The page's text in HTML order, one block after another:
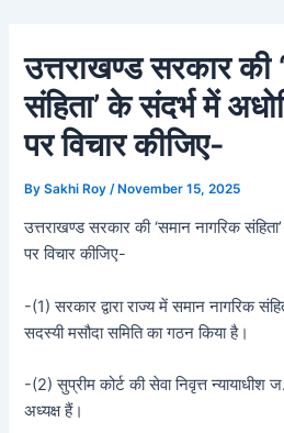
content
उत्तराखण्ड सरकार की
संहिता’ के संदर्भ में
पर विचार कीजिए-
BySakhi Roy /November 15, 2025
उत्तराखण्ड सरकार की ‘समान नागरिक
पर विचार कीजिए-
-(1) सरकार द्वारा राज्य में समान नागरिक
सदस्यी मसौदा समिति का गठन किया है।
-(2) सुप्रीम कोर्ट की सेवा निवृत्त न्यायाधीश
अध्यक्ष हैं।